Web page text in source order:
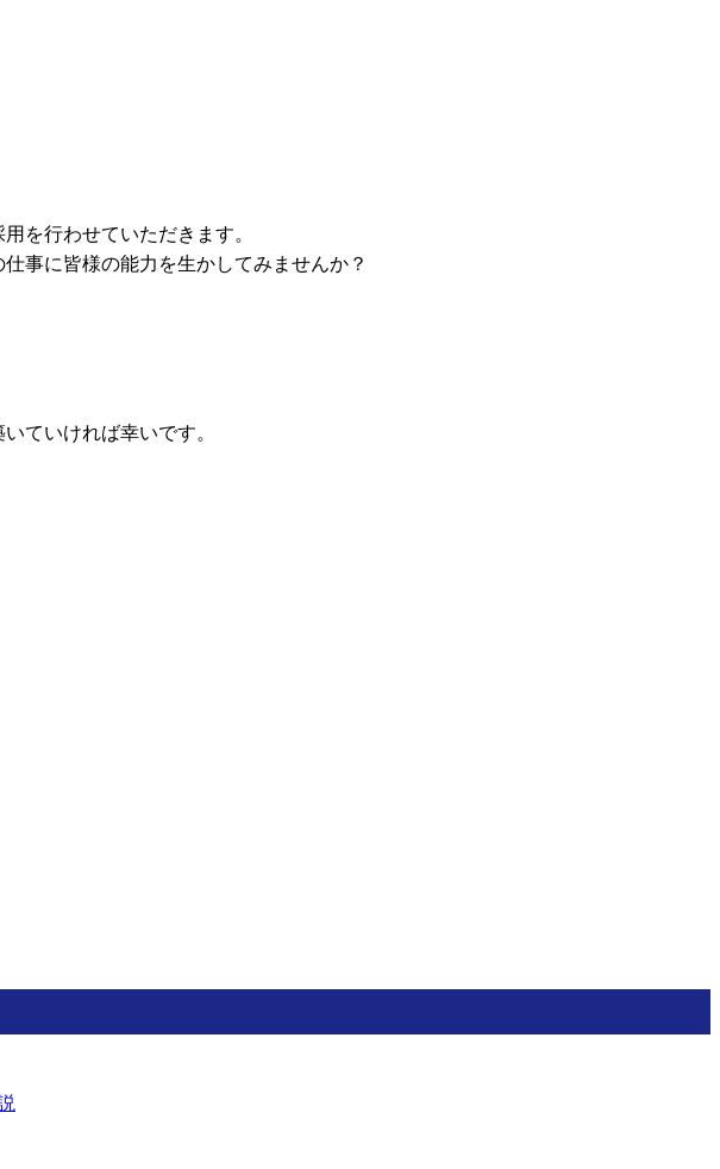
を行わせていただきます。
事に皆様の能力を生かしてみませんか？
ていければ幸いです。